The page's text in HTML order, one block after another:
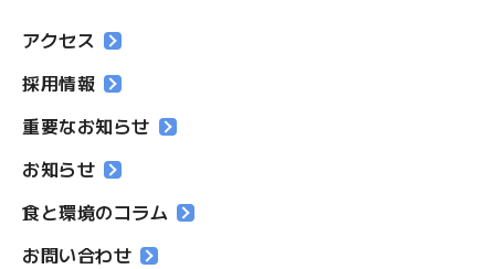
アクセス
採用情報
重要なお知らせ
お知らせ
食と環境のコラム
お問い合わせ